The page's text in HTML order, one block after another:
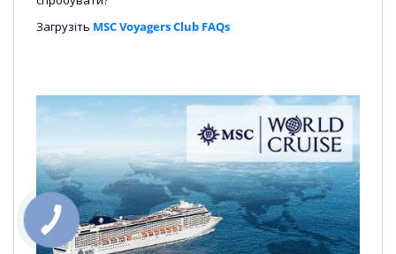
Загрузіть MSC Voyagers Club FAQs